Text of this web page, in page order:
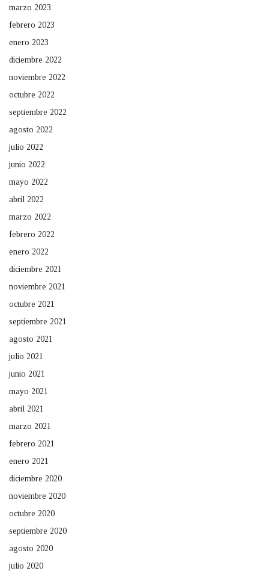
marzo 2023
febrero 2023
enero 2023
diciembre 2022
noviembre 2022
octubre 2022
septiembre 2022
agosto 2022
julio 2022
junio 2022
mayo 2022
abril 2022
marzo 2022
febrero 2022
enero 2022
diciembre 2021
noviembre 2021
octubre 2021
septiembre 2021
agosto 2021
julio 2021
junio 2021
mayo 2021
abril 2021
marzo 2021
febrero 2021
enero 2021
diciembre 2020
noviembre 2020
octubre 2020
septiembre 2020
agosto 2020
julio 2020